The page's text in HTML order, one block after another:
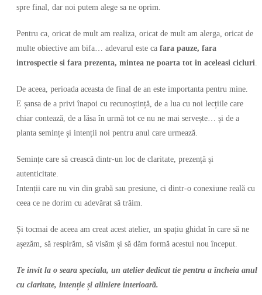
spre final, dar noi putem alege sa ne oprim.
Pentru ca, oricat de mult am realiza, oricat de mult am alerga, oricat de
multe obiective am bifa… adevarul este ca fara pauze, fara
introspectie si fara prezenta, mintea ne poarta tot in aceleasi cicluri.
De aceea, perioada aceasta de final de an este importanta pentru mine.
E șansa de a privi înapoi cu recunoștință, de a lua cu noi lecțiile care
chiar contează, de a lăsa în urmă tot ce nu ne mai servește… și de a
planta semințe și intenții noi pentru anul care urmează.
Semințe care să crească dintr-un loc de claritate, prezență și
autenticitate.
Intenții care nu vin din grabă sau presiune, ci dintr-o conexiune reală cu
ceea ce ne dorim cu adevărat să trăim.
Și tocmai de aceea am creat acest atelier, un spațiu ghidat în care să ne
așezăm, să respirăm, să visăm și să dăm formă acestui nou început.
Te invit la o seara speciala, un atelier dedicat tie pentru a încheia anul
cu claritate, intenție și aliniere interioară.